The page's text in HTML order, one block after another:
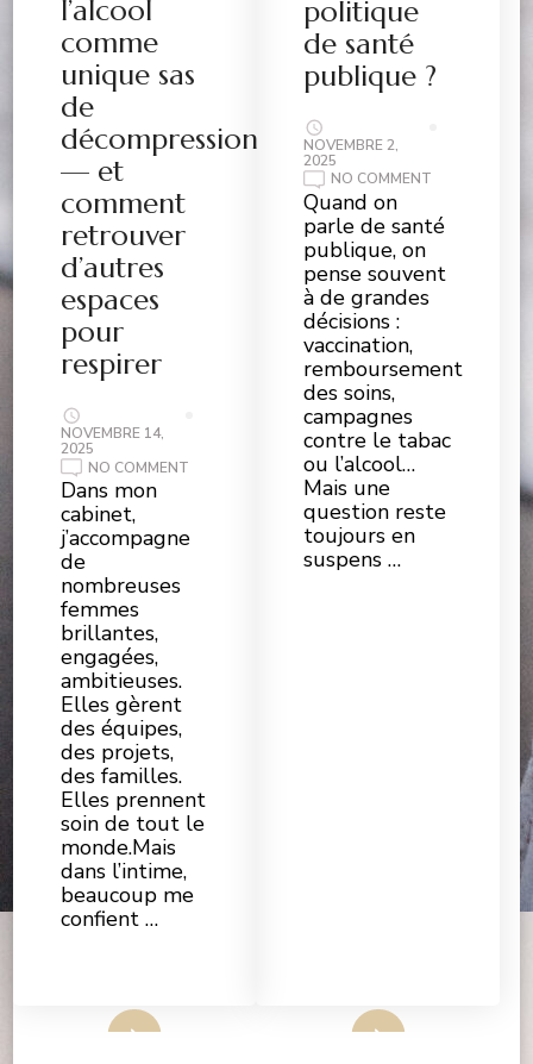
l’alcool
comme
unique sas
de
décompression
— et
comment
retrouver
d’autres
espaces
pour
respirer
NOVEMBRE 14,
2025
NO COMMENT
LEADERS
Dans mon
cabinet,
j’accompagne
de
nombreuses
femmes
brillantes,
engagées,
ambitieuses.
Elles gèrent
des équipes,
des projets,
des familles.
Elles prennent
soin de tout le
monde.Mais
dans l’intime,
beaucoup me
confient …
politique
de santé
publique ?
NOVEMBRE 2,
2025
NO COMMENT
VRAIMENT
MESURER
D’UNE
POLITIQUE
Quand on
parle de santé
publique, on
pense souvent
à de grandes
décisions :
vaccination,
remboursement
des soins,
campagnes
contre le tabac
ou l’alcool…
Mais une
question reste
toujours en
suspens …